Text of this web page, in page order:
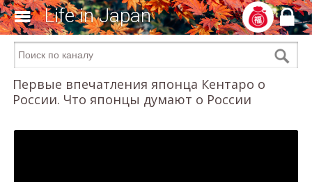
Life in Japan
Первые впечатления японца Кентаро о
России. Что японцы думают о России